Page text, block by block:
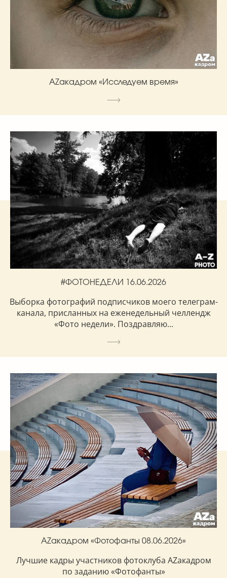
AZакадром «Исследуем время»
#ФОТОНЕДЕЛИ 16.06.2026
Выборка фотографий подписчиков моего телеграм-
канала, присланных на еженедельный челлендж
«Фото недели». Поздравляю...
AZакадром «Фотофанты 08.06.2026»
Лучшие кадры участников фотоклуба AZакадром
по заданию «Фотофанты»